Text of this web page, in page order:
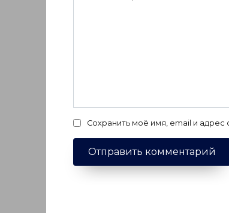
Сохранить моё имя, email и